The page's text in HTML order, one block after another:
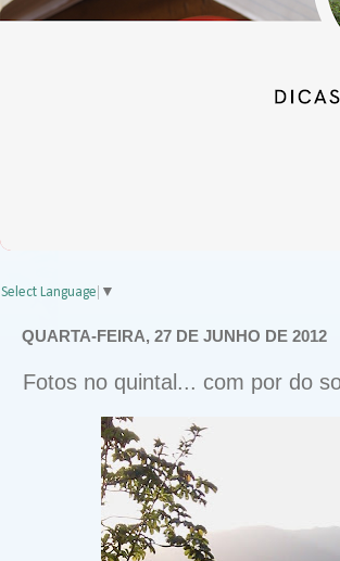
Select Language ▼
QUARTA-FEIRA, 27 DE JUNHO DE 2012
Fotos no quintal... com por do